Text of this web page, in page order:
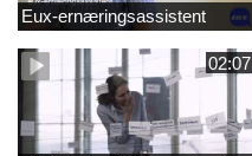
Eux-ernæringsassistent
02:07